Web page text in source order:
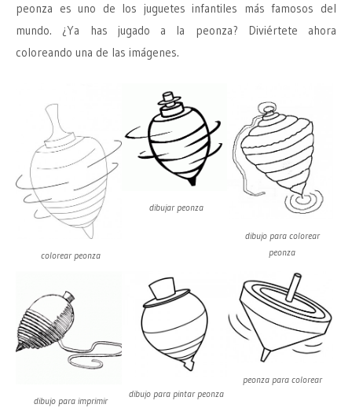
peonza es uno de los juguetes infantiles más famosos del
mundo. ¿Ya has jugado a la peonza? Diviértete ahora
coloreando una de las imágenes.
colorear peonza
dibujar peonza
dibujo para colorear
peonza
dibujo para imprimir
dibujo para pintar peonza
peonza para colorear